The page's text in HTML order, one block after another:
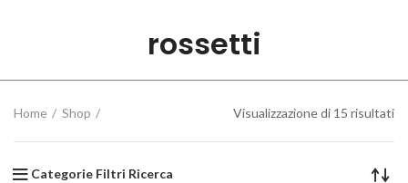
rossetti
Home Shop Visualizzazione di 15 risultati
Categorie Filtri Ricerca